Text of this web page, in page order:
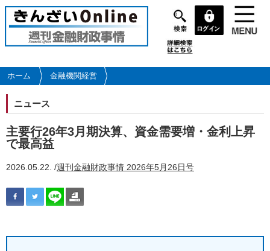
メ
イ
コ
ン
に
移
動
ホーム 金融機関経営
ニュース
主要行26年3月期決算、資金需要増・金利上昇
で最高益
2026.05.22. /週刊金融財政事情 2026年5月26日号